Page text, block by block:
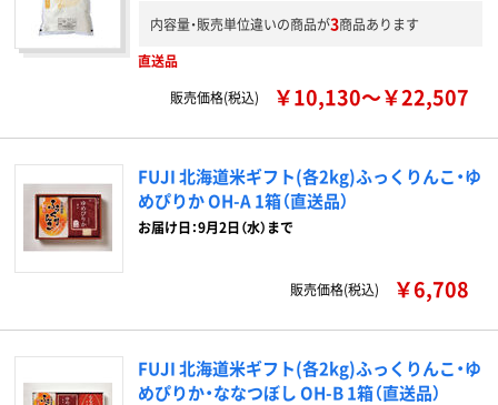
内容量・販売単位違いの商品が3商品あります
直送品
販売価格(税込)
￥10,130～￥22,507
FUJI 北海道米ギフト(各2kg)ふっくりんこ・ゆ
めぴりか OH-A 1箱（直送品）
お届け日：9月2日（水）まで
販売価格(税込) ￥6,708
FUJI 北海道米ギフト(各2kg)ふっくりんこ・ゆ
めぴりか・ななつぼし OH-B 1箱（直送品）